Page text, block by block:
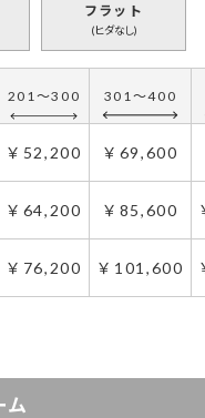
201～300 301～400
￥52,200 ￥69,600
￥64,200 ￥85,600
￥76,200 ￥101,600
フラット
(ヒダなし)
ム